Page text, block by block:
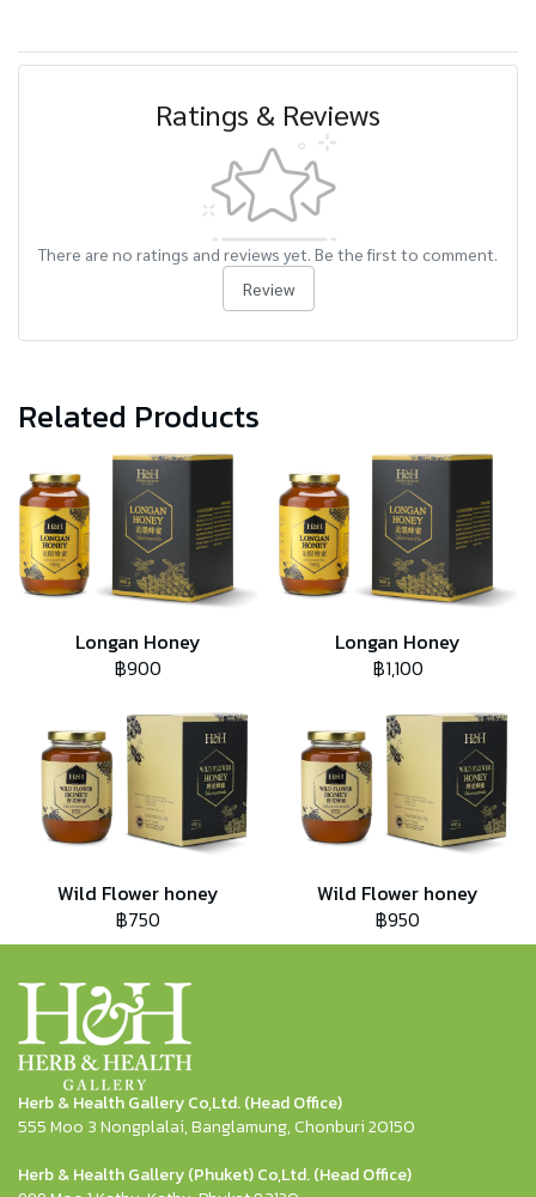
Ratings & Reviews
There are no ratings and reviews yet. Be the first to comment.
Review
Related Products
Longan Honey
฿900
Longan Honey
฿1,100
Wild Flower honey
฿750
Wild Flower honey
฿950
Herb & Health Gallery Co,Ltd. (Head Office)
555 Moo 3 Nongplalai, Banglamung, Chonburi 20150
Herb & Health Gallery (Phuket) Co,Ltd. (Head Office)